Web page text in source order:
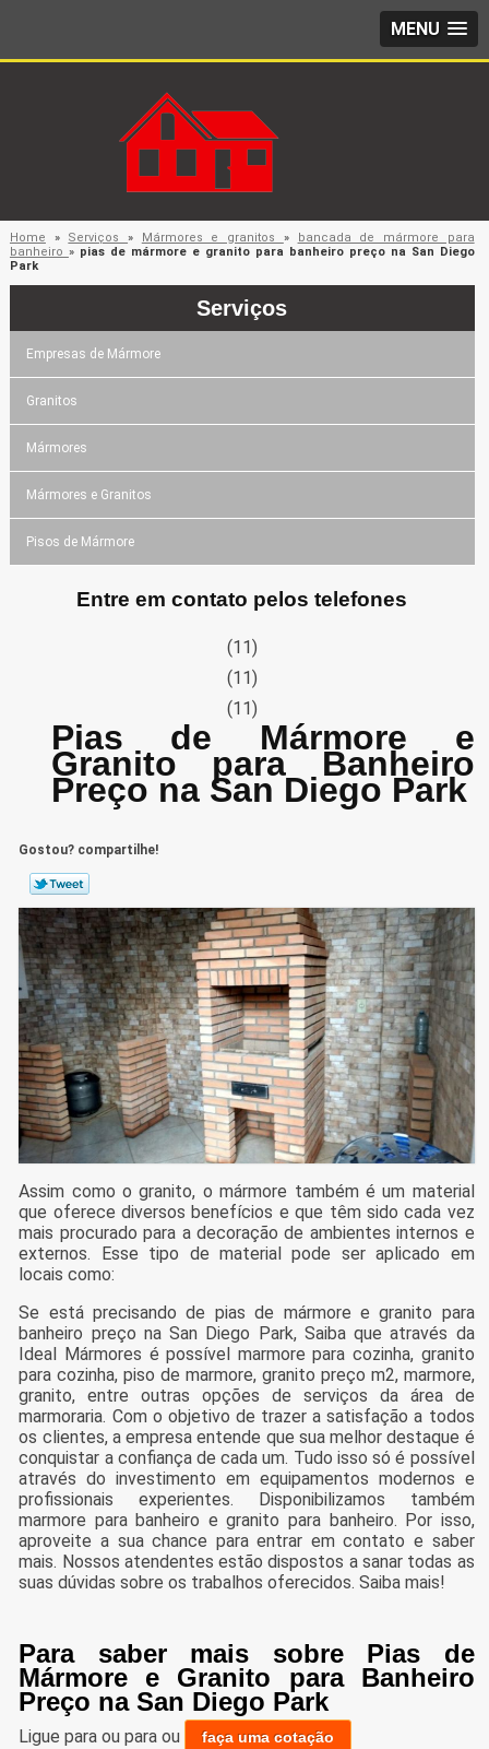
MENU
Home » Serviços» Mármores e granitos »
bancada de mármore para
banheiro » pias de mármore e granito para banheiro preço na San Diego
Park
Serviços
Empresas de Mármore
Granitos
Mármores
Mármores e Granitos
Pisos de Mármore
Entre em contato pelos telefones
(11)
(11)
(11)
Pias de Mármore e
Granito para Banheiro
Preço na San Diego Park
Gostou? compartilhe!
Assim como o granito, o mármore também é um material
que oferece diversos benefícios e que têm sido cada vez
mais procurado para a decoração de ambientes internos e
externos. Esse tipo de material pode ser aplicado em
locais como:
Se está precisando de pias de mármore e granito para
banheiro preço na San Diego Park, Saiba que através da
Ideal Mármores é possível marmore para cozinha, granito
para cozinha, piso de marmore, granito preço m2, marmore,
granito, entre outras opções de serviços da área de
marmoraria. Com o objetivo de trazer a satisfação a todos
os clientes, a empresa entende que sua melhor destaque é
conquistar a confiança de cada um. Tudo isso só é possível
através do investimento em equipamentos modernos e
profissionais experientes. Disponibilizamos também
marmore para banheiro e granito para banheiro. Por isso,
aproveite a sua chance para entrar em contato e saber
mais. Nossos atendentes estão dispostos a sanar todas as
suas dúvidas sobre os trabalhos oferecidos. Saiba mais!
Para saber mais sobre Pias de
Mármore e Granito para Banheiro
Preço na San Diego Park
Ligue paraou paraou faça uma cotação